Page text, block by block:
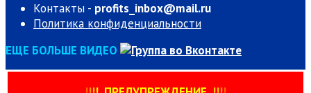
Контакты - profits_inbox@mail.ru
Политика конфиденциальности
ЕЩЕ БОЛЬШЕ ВИДЕО